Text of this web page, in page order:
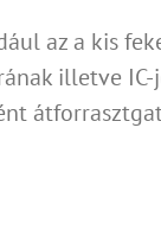
az a kis
illetve